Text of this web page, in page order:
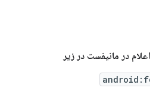
در مانیفست در زیر